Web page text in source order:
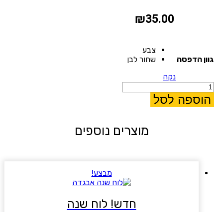
₪35.00
גוון הדפסה
צבע
שחור לבן
נקה
כמות
שלהוספה לסל
מוצרים נוספים
מבצע!
חדש! לוח שנה